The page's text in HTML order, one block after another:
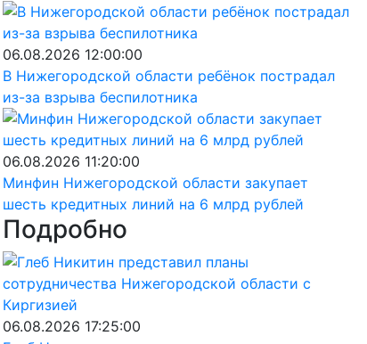
06.08.2026 12:00:00
В Нижегородской области ребёнок пострадал
из-за взрыва беспилотника
06.08.2026 11:20:00
Минфин Нижегородской области закупает
шесть кредитных линий на 6 млрд рублей
Подробно
06.08.2026 17:25:00